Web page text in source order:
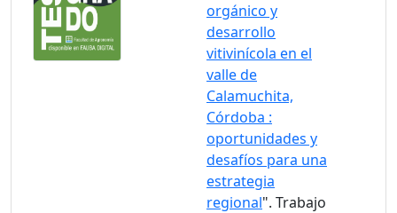
orgánico y
desarrollo
vitivinícola en el
valle de
Calamuchita,
Córdoba :
oportunidades y
desafíos para una
estrategia
regional". Trabajo